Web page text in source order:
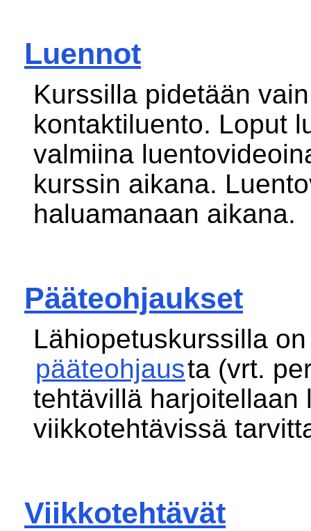
Luennot
Kurssilla pidetään
kontaktiluento. Loput
valmiina
kurssin aikana.
haluamanaan aikana.
Pääteohjaukset
Lähiopetuskurssilla
pääteohjausta (vrt.
tehtävillä harjoitellaan
viikkotehtävissä
Viikkotehtävät